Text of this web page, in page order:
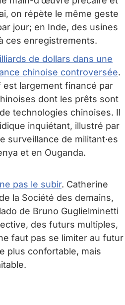
on répète le même geste
jour; en Inde, des usines
ces enregistrements.
de dollars dans une
chinoise controversée.
est largement financé par
dont les prêts sont
technologies chinoises. Il
inquiétant, illustré par
surveillance de militant·es
et en Ouganda.
pas le subir. Catherine
la Société des demains,
de Bruno Guglielminetti
des futurs multiples,
faut pas se limiter au futur
plus confortable, mais